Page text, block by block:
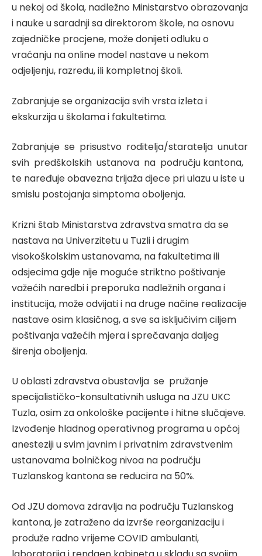
u nekoj od škola, nadležno Ministarstvo obrazovanja
i nauke u saradnji sa direktorom škole, na osnovu
zajedničke procjene, može donijeti odluku o
vraćanju na online model nastave u nekom
odjeljenju, razredu, ili kompletnoj školi.
Zabranjuje se organizacija svih vrsta izleta i
ekskurzija u školama i fakultetima.
Zabranjuje se prisustvo roditelja/staratelja unutar
svih predškolskih ustanova na području kantona,
te naređuje obavezna trijaža djece pri ulazu u iste u
smislu postojanja simptoma oboljenja.
Krizni štab Ministarstva zdravstva smatra da se
nastava na Univerzitetu u Tuzli i drugim
visokoškolskim ustanovama, na fakultetima ili
odsjecima gdje nije moguće striktno poštivanje
važećih naredbi i preporuka nadležnih organa i
institucija, može odvijati i na druge načine realizacije
nastave osim klasičnog, a sve sa isključivim ciljem
poštivanja važećih mjera i sprečavanja daljeg
širenja oboljenja.
U oblasti zdravstva obustavlja se pružanje
specijalističko-konsultativnih usluga na JZU UKC
Tuzla, osim za onkološke pacijente i hitne slučajeve.
Izvođenje hladnog operativnog programa u općoj
anesteziji u svim javnim i privatnim zdravstvenim
ustanovama bolničkog nivoa na području
Tuzlanskog kantona se reducira na 50%.
Od JZU domova zdravlja na području Tuzlanskog
kantona, je zatraženo da izvrše reorganizaciju i
produže radno vrijeme COVID ambulanti,